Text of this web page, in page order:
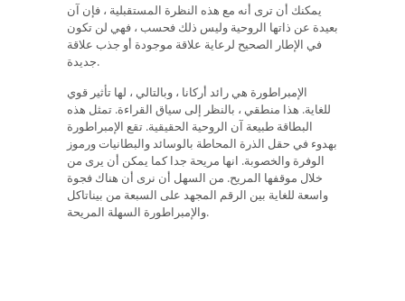
يمكنك أن ترى أنه مع هذه النظرة المستقبلية ، فإن آن
بعيدة عن ذاتها الروحية وليس ذلك فحسب ، فهي لن تكون
في الإطار الصحيح لرعاية علاقة موجودة أو جذب علاقة
جديدة.
الإمبراطورة هي رائد أركانا ، وبالتالي ، لها تأثير قوي
للغاية. هذا منطقي ، بالنظر إلى سياق القراءة. تمثل هذه
البطاقة طبيعة آن الروحية الحقيقية. تقع الإمبراطورة
بهدوء في حقل الذرة المحاطة بالوسائد والبطانيات ورموز
الوفرة والخصوبة. انها مريحة جدا كما يمكن أن يرى من
خلال موقفها المريح. من السهل أن نرى أن هناك فجوة
واسعة للغاية بين الرقم المجهد على السبعة من بيناتاكل
والإمبراطورة السهلة المريحة.